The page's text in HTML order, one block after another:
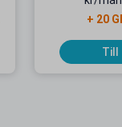
+ 20
Till